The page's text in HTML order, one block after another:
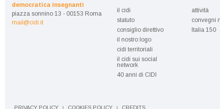
democratica insegnanti
piazza sonnino 13 - 00153 Roma
mail@cidi.it
il cidi
statuto
consiglio direttivo
il nostro logo
cidi territoriali
il cidi sui social
network
40 anni di CIDI
attività
convegni
Italia 150
PRIVACY POLICY COOKIES POLICY CREDITS